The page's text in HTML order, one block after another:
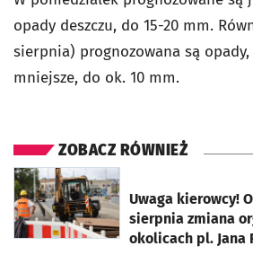
opady deszczu, do 15-20 mm.
sierpnia) prognozowana są
mniejsze, do ok. 10 mm.
ZOBACZ RÓWNIEŻ
Uwaga kierowcy!
sierpnia zmiana
okolicach pl. Jana
otworzy się w nowej karcie